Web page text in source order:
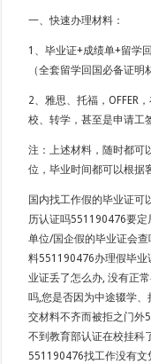
一、快速办理材料：
1、毕业证+成绩单+留学
（全套留学回国必备证
2、雅思、托福，OFFER
校、转学，甚至是申请工
注：上述材料，随时都可
位，毕业时间都可以根据
国内找工作假的毕业证
历认证吗551190476要
单位/国企假的毕业证会
料551190476办理假毕业
业证丢了怎么办, 没有正
吗,您是否因为中途辍学
交材料不齐而被拒之门外
不到教育部认证在校挂科
551190476找工作没有